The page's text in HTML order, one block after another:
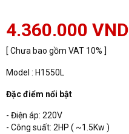
4.360.000 VND
[ Chưa bao gồm VAT 10% ]
Model : H1550L
Đặc điểm nổi bật
- Điện áp: 220V
- Công suất: 2HP ( ~1.5Kw )